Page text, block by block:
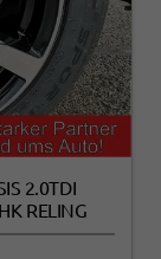
2.0TDI
RELING